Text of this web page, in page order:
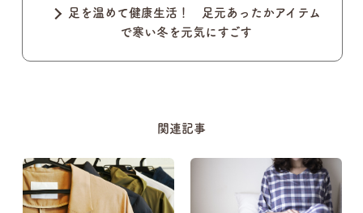
足を温めて健康生活！ 足元あったかアイテム
で寒い冬を元気にすごす
関連記事